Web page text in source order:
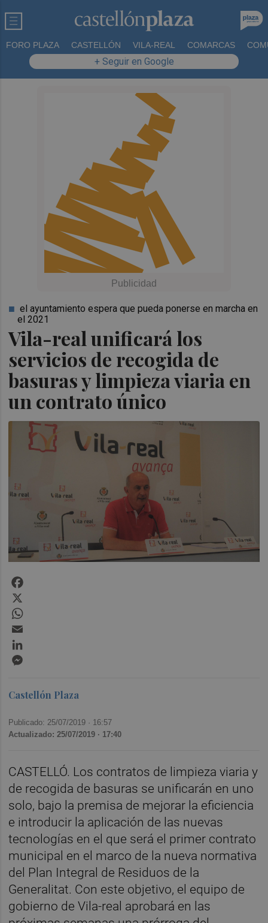
FORO PLAZA CASTELLÓN VILA-REAL COMARCAS
+ Seguir en Google
Vila-real unificará los
servicios de recogida de
basuras y limpieza viaria en
un contrato único
el ayuntamiento espera que pueda ponerse en marcha en
el 2021
Castellón Plaza
Publicado: 25/07/2019 · 16:57
Actualizado: 25/07/2019 · 17:40
CASTELLÓ. Los contratos de limpieza viaria y
de recogida de basuras se unificarán en uno
solo, bajo la premisa de mejorar la eficiencia
e introducir la aplicación de las nuevas
tecnologías en el que será el primer contrato
municipal en el marco de la nueva normativa
del Plan Integral de Residuos de la
Generalitat. Con este objetivo, el equipo de
gobierno de Vila-real aprobará en las